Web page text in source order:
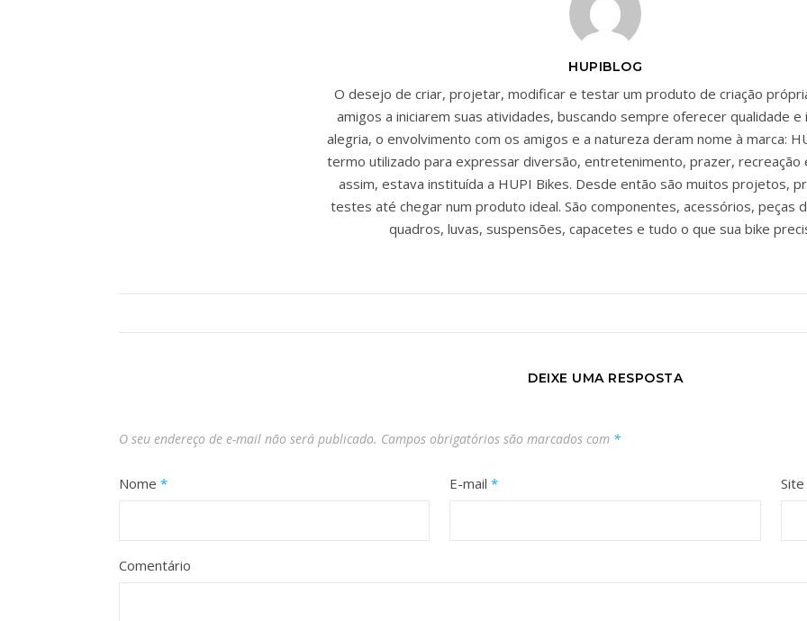
HUPIBLOG
O desejo de criar, projetar, modificar e testar um produto de criação
amigos a iniciarem suas atividades, buscando sempre oferecer qualidade e
alegria, o envolvimento com os amigos e a natureza deram nome à marca:
termo utilizado para expressar diversão, entretenimento, prazer, recreação
assim, estava instituída a HUPI Bikes. Desde então são muitos projetos,
testes até chegar num produto ideal. São componentes, acessórios, peças
quadros, luvas, suspensões, capacetes e tudo o que sua bike
DEIXE UMA RESPOSTA
O seu endereço de e-mail não será publicado. Campos obrigatórios são marcados com *
Nome * E-mail* Site
Comentário